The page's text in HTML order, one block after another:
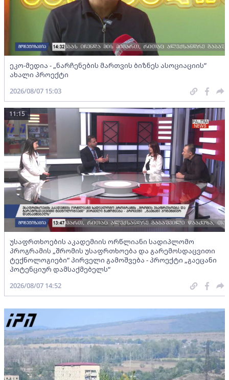
ეკო-მედია - „ნარჩენების მართვის ბიზნეს ასოციაციის”
ახალი პროექტი
2026/08/07 15:03
უსაფრთხოების აკადემიის ორწლიანი სადიპლომო
პროგრამის „შრომის უსაფრთხოება და გარემოსდაცვითი
ტექნოლოგიები“ პირველი გამოშვება - პროექტი „გაეცანი
პოტენციურ დამსაქმებელს“
11:15
2026/08/07 14:52